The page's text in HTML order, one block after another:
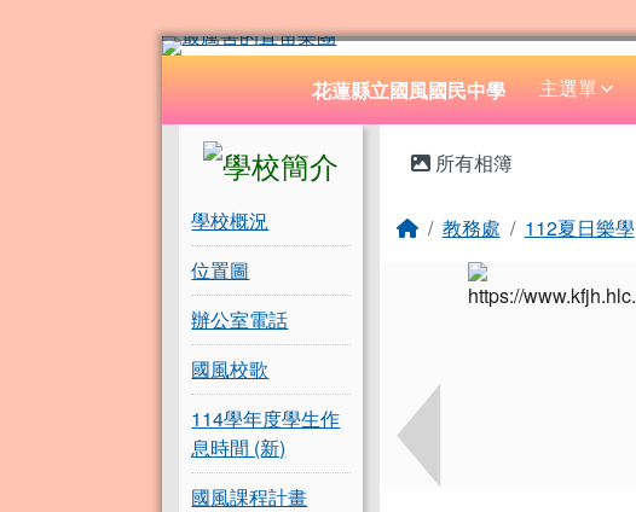
花蓮縣立國風國民中學
導覽列 花蓮縣立國風國民中學 主選單
左邊區域內容
學校概況
位置圖
辦公室電話
國風校歌
114學年度學生作
息時間 (新)
國風課程計畫
主內容區域
所有相簿
回首頁
教務處 112夏日樂學
頁尾區域